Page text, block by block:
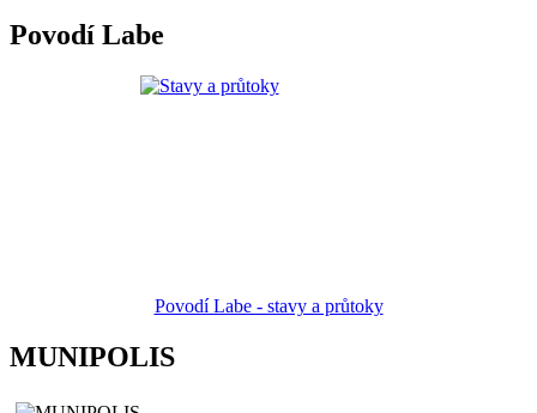
Povodí Labe
Povodí Labe - stavy a průtoky
MUNIPOLIS